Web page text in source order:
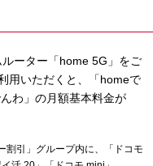
ーター「home 5G」をご
用いただくと、「homeで
わ」の月額基本料金が
割引」グループ内に、「ドコモ